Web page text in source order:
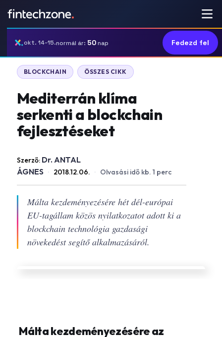
okt. 14-15.normál ár: 50nap Fedezd fel
BLOCKCHAIN ÖSSZES CIKK
Mediterrán klíma
serkenti a blockchain
fejlesztéseket
Szerző: Dr. ANTAL
ÁGNES · 2018.12.06. · Olvasási idő kb. 1 perc
Málta kezdeményezésére hét dél-európai
EU-tagállam közös nyilatkozatot adott ki a
blockchain technológia gazdasági
növekedést segítő alkalmazásáról.
Málta kezdeményezésére az